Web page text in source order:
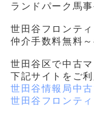
ランドパーク馬
世田谷フロンテ
仲介手数料無料
世田谷区で中古
下記サイトをご利
世田谷情報局中
世田谷フロンテ